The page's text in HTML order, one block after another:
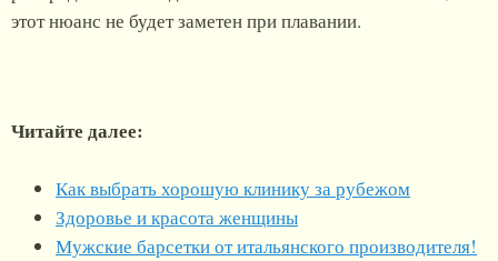
этот нюанс не будет заметен при плавании.
Читайте далее:
Как выбрать хорошую клинику за рубежом
Здоровье и красота женщины
Мужские барсетки от итальянского производителя!